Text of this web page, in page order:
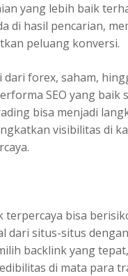
yang lebih baik
di hasil pencarian,
peluang konversi.
forex, saham,
SEO yang baik
bisa menjadi
visibilitas di
bisa
dari situs-situs
backlink yang
di mata para